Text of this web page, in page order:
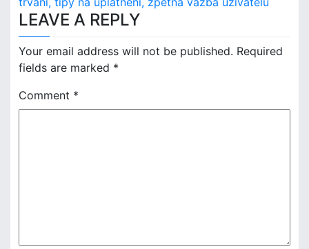
t
n
a
v
LEAVE A REPLY
Your email address will not be published. Required
fields are marked *
Comment *